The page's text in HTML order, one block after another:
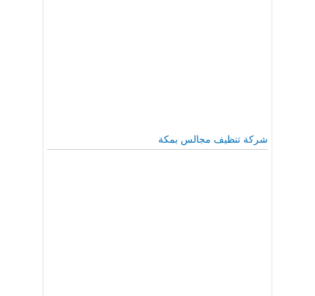
شركة تنظيف مجالس بمكة